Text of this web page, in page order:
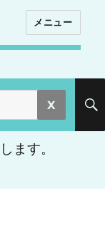
メニュー
ます。